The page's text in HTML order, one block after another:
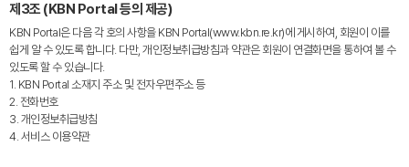
제3조 (KBN Portal 등의 제공)
KBN Portal은 다음 각 호의 사항을 KBN Portal(www.kbn.re.kr)에 게시하여, 회원이 이를
쉽게 알 수 있도록 합니다. 다만, 개인정보취급방침과 약관은 회원이 연결화면을 통하여 볼 수
있도록 할 수 있습니다.
1. KBN Portal 소재지 주소 및 전자우편주소 등
2. 전화번호
3. 개인정보취급방침
4. 서비스 이용약관